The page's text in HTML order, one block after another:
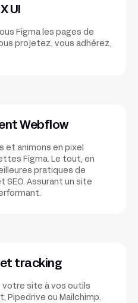
UI
Figma les pages de
projetez, vous adhérez,
Webflow
et animons en pixel
Figma. Le tout, en
pratiques de
Assurant un site
tracking
votre site à vos outils
Pipedrive ou Mailchimp.